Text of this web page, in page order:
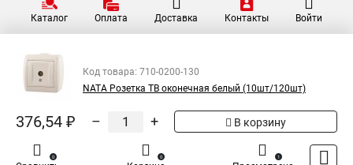
Каталог Оплата Доставка Контакты Войти
Код товара: 710-0200-130
NATA Розетка ТВ оконечная белый (10шт/120шт)
376,54 ₽ – + В корзину
0 0 1